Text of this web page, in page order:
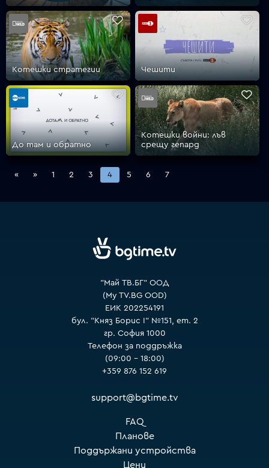
Котешки стратегии Чешити
До там и обратно
Котешки войни: лъв
срещу гепард
« » 1 2 3 4 5 6 7
"Май ТВ.БГ" ООД
(My TV.BG OOD)
ЕИК 202254191
бул. "Княз Борис I" №151, ет. 2
гр. София 1000
Телефон за поддръжка
(09:00 – 18:00)
+359 876 152 619
support@bgtime.tv
FAQ
Планове
Поддържани устройства
Цени